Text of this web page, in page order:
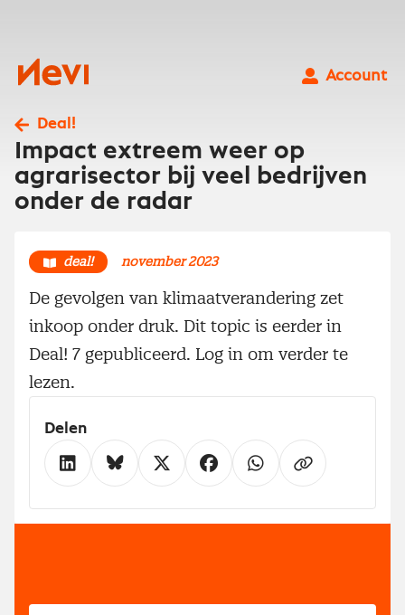
Nevi
Account
Deal!
Impact extreem weer op
agrarisector bij veel bedrijven
onder de radar
deal! november 2023
De gevolgen van klimaatverandering zet
inkoop onder druk. Dit topic is eerder in
Deal! 7 gepubliceerd. Log in om verder te
lezen.
Delen